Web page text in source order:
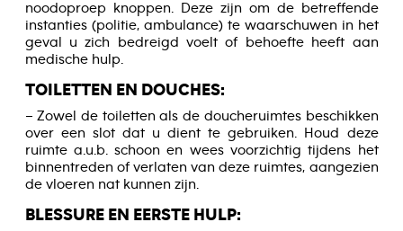
noodoproep knoppen. Deze zijn om de betreffende
instanties (politie, ambulance) te waarschuwen in het
geval u zich bedreigd voelt of behoefte heeft aan
medische hulp.
TOILETTEN EN DOUCHES:
– Zowel de toiletten als de doucheruimtes beschikken
over een slot dat u dient te gebruiken. Houd deze
ruimte a.u.b. schoon en wees voorzichtig tijdens het
binnentreden of verlaten van deze ruimtes, aangezien
de vloeren nat kunnen zijn.
BLESSURE EN EERSTE HULP: